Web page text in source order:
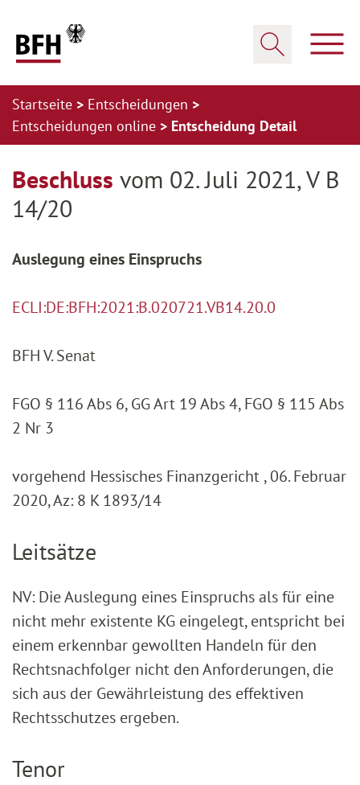
Startseite
Entscheidungen
Entscheidungen online
Entscheidung Detail
Beschluss vom 02. Juli 2021, V B
14/20
Auslegung eines Einspruchs
ECLI:DE:BFH:2021:B.020721.VB14.20.0
BFH V. Senat
FGO § 116 Abs 6, GG Art 19 Abs 4, FGO § 115 Abs
2 Nr 3
vorgehend Hessisches Finanzgericht , 06. Februar
2020, Az: 8 K 1893/14
Leitsätze
NV: Die Auslegung eines Einspruchs als für eine
nicht mehr existente KG eingelegt, entspricht bei
einem erkennbar gewollten Handeln für den
Rechtsnachfolger nicht den Anforderungen, die
sich aus der Gewährleistung des effektiven
Rechtsschutzes ergeben.
Tenor